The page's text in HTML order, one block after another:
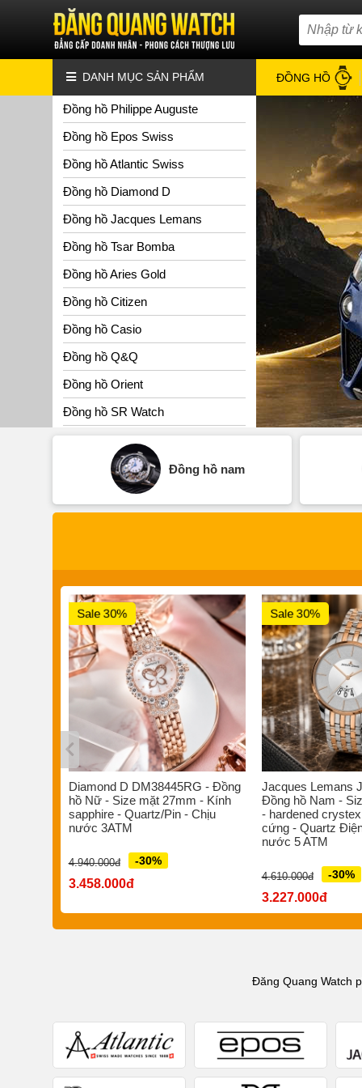
DANH MỤC SẢN PHẨM
Đồng hồ Philippe Auguste
Đồng hồ Epos Swiss
Đồng hồ Atlantic Swiss
Đồng hồ Diamond D
Đồng hồ Jacques Lemans
Đồng hồ Tsar Bomba
Đồng hồ Aries Gold
Đồng hồ Citizen
Đồng hồ Casio
Đồng hồ Q&Q
Đồng hồ Orient
Đồng hồ SR Watch
ĐỒNG HỒ
Đồng hồ nam
Sale 30%
Diamond D DM38445RG - Đồng
hồ Nữ - Size mặt 27mm - Kính
sapphire - Quartz/Pin - Chịu
nước 3ATM
4.940.000đ -30%
3.458.000đ
Sale 30%
Jacques Lemans
Đồng hồ Nam -
- hardened
cứng - Quartz
nước 5 ATM
4.610.000đ -30%
3.227.000đ
Đăng Quang Watch